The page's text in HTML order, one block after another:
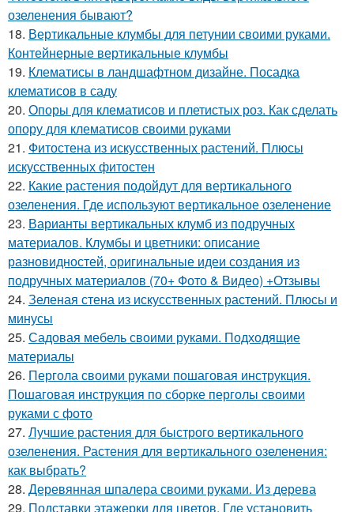
озеленения бывают?
18. Вертикальные клумбы для петунии своими руками.
Контейнерные вертикальные клумбы
19. Клематисы в ландшафтном дизайне. Посадка
клематисов в саду
20. Опоры для клематисов и плетистых роз. Как сделать
опору для клематисов своими руками
21. Фитостена из искусственных растений. Плюсы
искусственных фитостен
22. Какие растения подойдут для вертикального
озеленения. Где используют вертикальное озеленение
23. Варианты вертикальных клумб из подручных
материалов. Клумбы и цветники: описание
разновидностей, оригинальные идеи создания из
подручных материалов (70+ Фото & Видео) +Отзывы
24. Зеленая стена из искусственных растений. Плюсы и
минусы
25. Садовая мебель своими руками. Подходящие
материалы
26. Пергола своими руками пошаговая инструкция.
Пошаговая инструкция по сборке перголы своими
руками с фото
27. Лучшие растения для быстрого вертикального
озеленения. Растения для вертикального озеленения:
как выбрать?
28. Деревянная шпалера своими руками. Из дерева
29. Подставки этажерки для цветов. Где установить